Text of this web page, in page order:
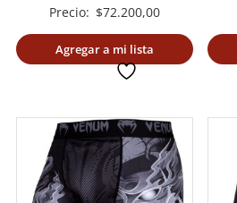
Precio: $72.200,00
Agregar a mi lista